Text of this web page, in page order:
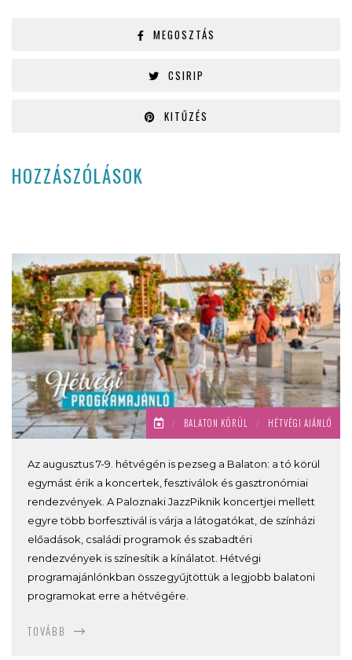
MEGOSZTÁS
CSIRIP
KITŰZÉS
HOZZÁSZÓLÁSOK
/ BALATON KÖRÜL / HÉTVÉGI AJÁNLÓ
Az augusztus 7-9. hétvégén is pezseg a Balaton: a tó körül
egymást érik a koncertek, fesztiválok és gasztronómiai
rendezvények. A Paloznaki JazzPiknik koncertjei mellett
egyre több borfesztivál is várja a látogatókat, de színházi
előadások, családi programok és szabadtéri
rendezvények is színesítik a kínálatot. Hétvégi
programajánlónkban összegyűjtöttük a legjobb balatoni
programokat erre a hétvégére.
TOVÁBB